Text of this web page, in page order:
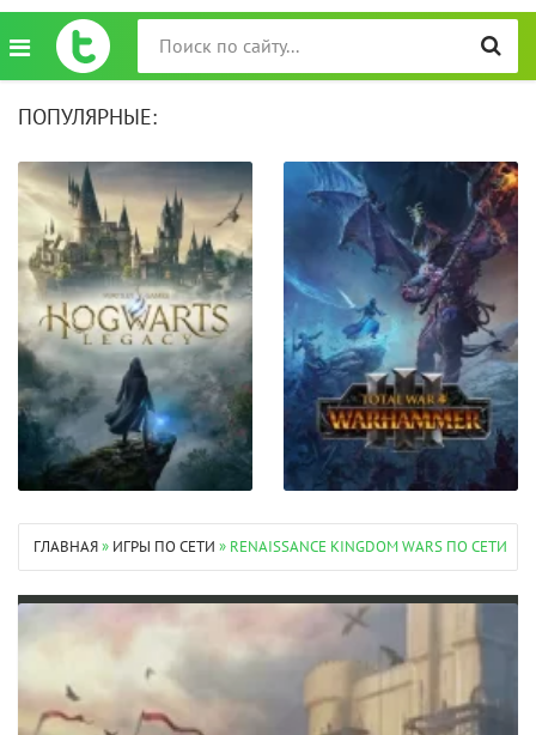
ПОПУЛЯРНЫЕ:
ГЛАВНАЯ» ИГРЫ ПО СЕТИ » RENAISSANCE KINGDOM WARS ПО СЕТИ